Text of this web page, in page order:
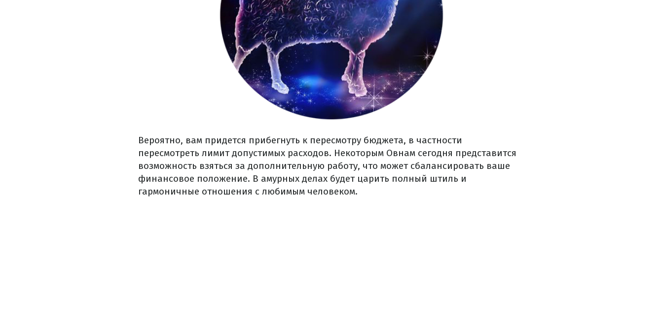
Вероятно, вам придется прибегнуть к пересмотру бюджета, в частности
пересмотреть лимит допустимых расходов. Некоторым Овнам сегодня представится
возможность взяться за дополнительную работу, что может сбалансировать ваше
финансовое положение. В амурных делах будет царить полный штиль и
гармоничные отношения с любимым человеком.